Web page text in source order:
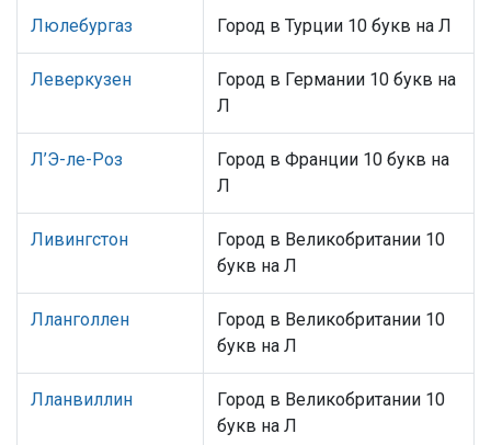
Люлебургаз Город в Турции 10 букв на Л
Леверкузен
Город в Германии 10 букв на
Л
Л’Э-ле-Роз
Город в Франции 10 букв на
Л
Ливингстон
Город в Великобритании 10
букв на Л
Лланголлен
Город в Великобритании 10
букв на Л
Лланвиллин
Город в Великобритании 10
букв на Л